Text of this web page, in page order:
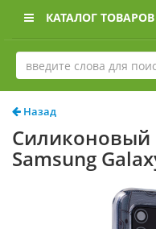
КАТАЛОГ ТОВАРОВ
Назад
Силиконовый
Samsung